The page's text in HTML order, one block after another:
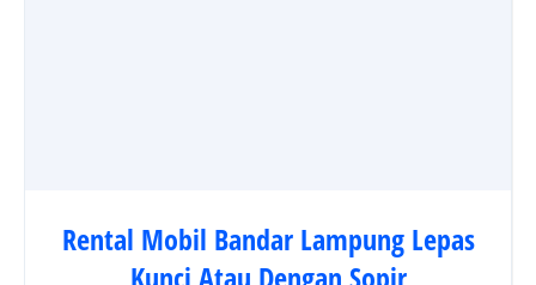
Rental Mobil Bandar Lampung Lepas
Kunci Atau Dengan Sopir